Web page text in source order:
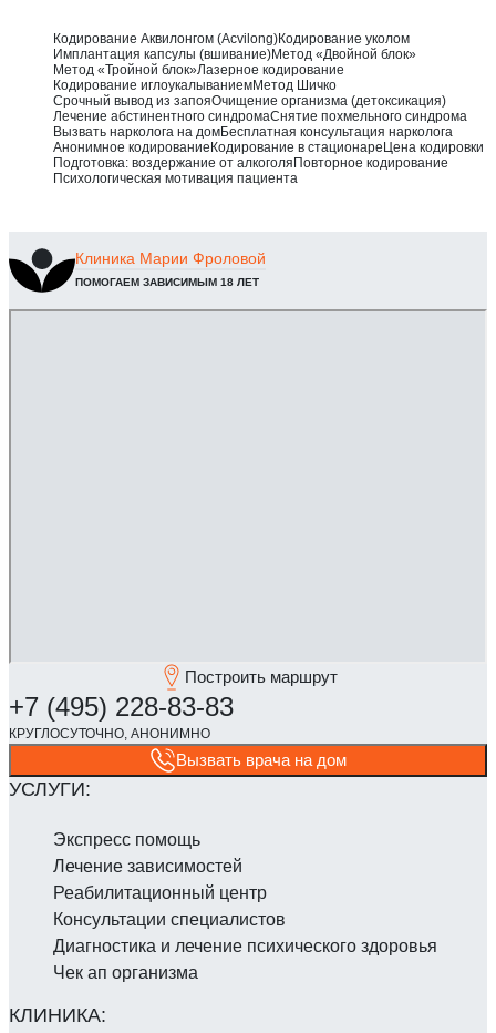
Кодирование Аквилонгом (Acvilong)Кодирование уколом
Имплантация капсулы (вшивание)Метод «Двойной блок»
Метод «Тройной блок»Лазерное кодирование
Кодирование иглоукалываниемМетод Шичко
Срочный вывод из запояОчищение организма (детоксикация)
Лечение абстинентного синдромаСнятие похмельного синдрома
Вызвать нарколога на домБесплатная консультация нарколога
Анонимное кодирование Кодирование в стационаре Цена кодировки
Подготовка: воздержание от алкоголя Повторное кодирование
Психологическая мотивация пациента
Клиника Марии Фроловой
ПОМОГАЕМ ЗАВИСИМЫМ 18 ЛЕТ
Построить маршрут
Вызвать врача на дом
Экспресс помощь
Лечение зависимостей
Реабилитаци­онный центр
Консультации специалистов
Диагностика и лечение психического здоровья
Чек ап организма